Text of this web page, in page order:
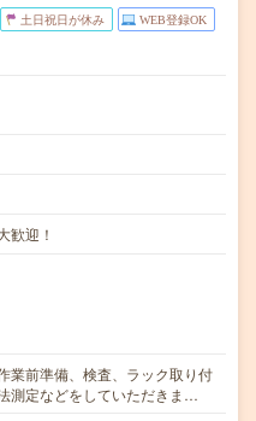
土日祝日が休み WEB登録OK
歓迎！
業前準備、検査、ラック取り付
測定などをしていただきま…